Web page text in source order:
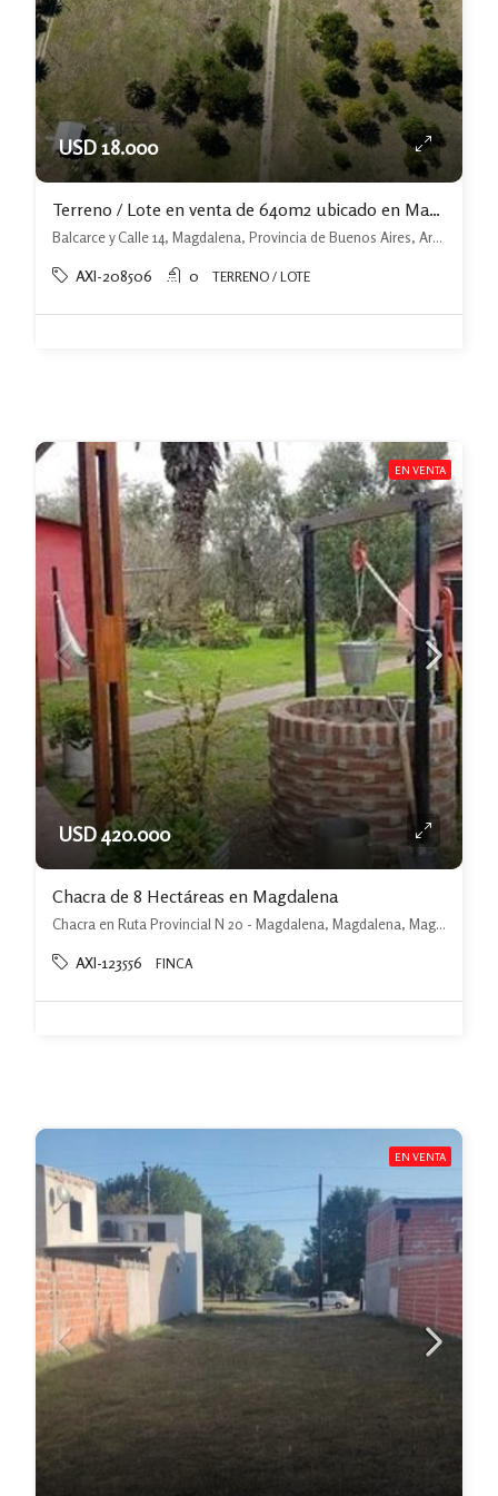
USD 18.000
Terreno / Lote en venta de 640m2 ubicado en Magdalena OPORTUNIDAD
Balcarce y Calle 14, Magdalena, Provincia de Buenos Aires, Argentina, Magdalena, Magdalena
AXI-208506 0 TERRENO / LOTE
EN VENTA
USD 420.000
Chacra de 8 Hectáreas en Magdalena
Chacra en Ruta Provincial N 20 - Magdalena, Magdalena, Magdalena
AXI-123556 FINCA
EN VENTA